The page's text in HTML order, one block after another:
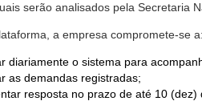
serão analisados pela Secretaria
a empresa compromete-se a:
diariamente o sistema para
as demandas registradas;
resposta no prazo de até 10 (dez)